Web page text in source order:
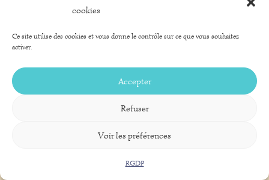
cookies
Ce site utilise des cookies et vous donne le contrôle sur ce que vous souhaitez
activer.
Accepter
Refuser
Voir les préférences
RGDP